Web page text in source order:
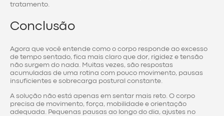
tratamento.
Conclusão
Agora que você entende como o corpo responde ao excesso
de tempo sentado, fica mais claro que dor, rigidez e tensão
não surgem do nada. Muitas vezes, são respostas
acumuladas de uma rotina com pouco movimento, pausas
insuficientes e sobrecarga postural constante.
A solução não está apenas em sentar mais reto. O corpo
precisa de movimento, força, mobilidade e orientação
adequada. Pequenas pausas ao longo do dia, ajustes no